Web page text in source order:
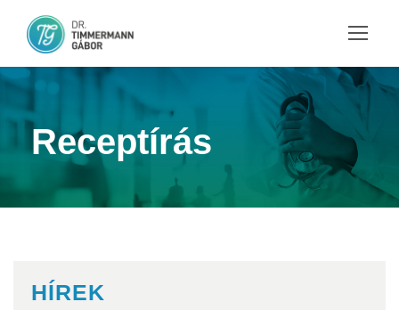
Receptírás
HÍREK